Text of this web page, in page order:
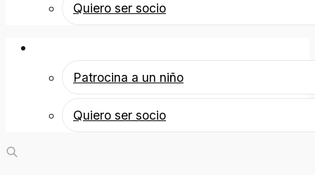
Quiero ser socio
Patrocina a un niño
Quiero ser socio